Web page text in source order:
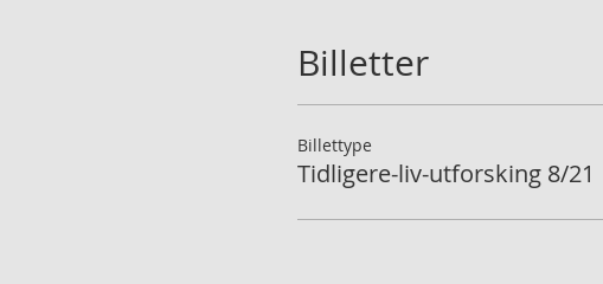
Billetter
Billettype
Tidligere-liv-utforsking 8/21